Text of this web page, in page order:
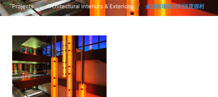
Projects / Architectural Interiors & Exteriors / 金沙賭場及伯利恆度假村